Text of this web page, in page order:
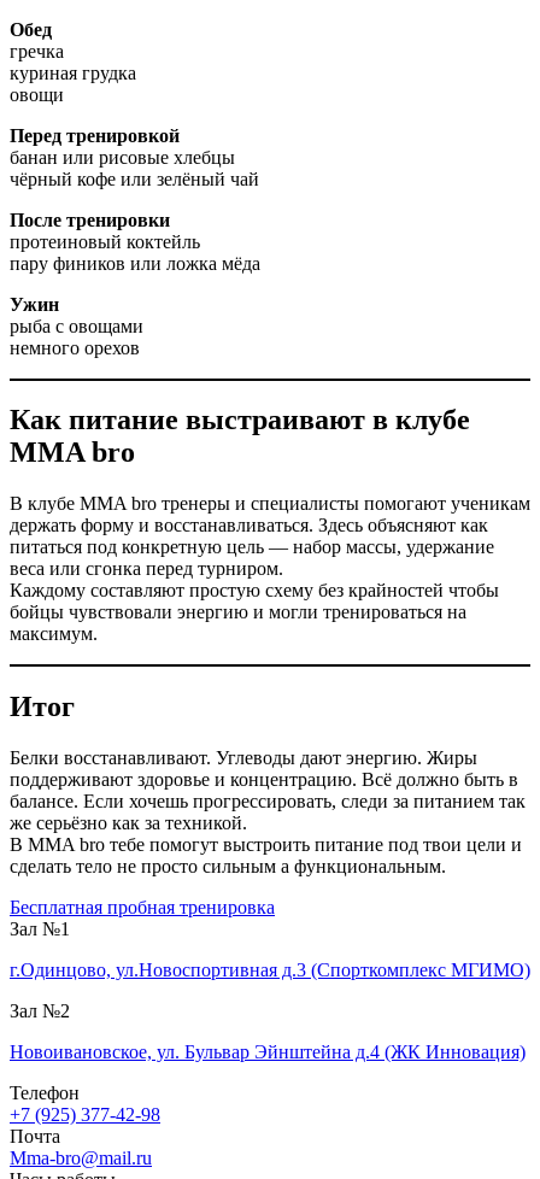
Обед
гречка
куриная грудка
овощи
Перед тренировкой
банан или рисовые хлебцы
чёрный кофе или зелёный чай
После тренировки
протеиновый коктейль
пару фиников или ложка мёда
Ужин
рыба с овощами
немного орехов
Как питание выстраивают в клубе
MMA bro
В клубе MMA bro тренеры и специалисты помогают ученикам
держать форму и восстанавливаться. Здесь объясняют как
питаться под конкретную цель — набор массы, удержание
веса или сгонка перед турниром.
Каждому составляют простую схему без крайностей чтобы
бойцы чувствовали энергию и могли тренироваться на
максимум.
Итог
Белки восстанавливают. Углеводы дают энергию. Жиры
поддерживают здоровье и концентрацию. Всё должно быть в
балансе. Если хочешь прогрессировать, следи за питанием так
же серьёзно как за техникой.
В MMA bro тебе помогут выстроить питание под твои цели и
сделать тело не просто сильным а функциональным.
Бесплатная пробная тренировка
Зал №1
г.Одинцово, ул.Новоспортивная д.3 (Спорткомплекс МГИМО)
Зал №2
Новоивановское, ул. Бульвар Эйнштейна д.4 (ЖК Инновация)
Телефон
+7 (925) 377-42-98
Почта
Mma-bro@mail.ru